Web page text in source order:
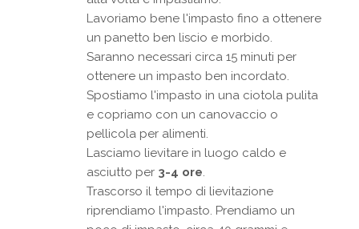
Lavoriamo bene l'impasto fino a ottenere
un panetto ben liscio e morbido.
Saranno necessari circa 15 minuti per
ottenere un impasto ben incordato.
Spostiamo l'impasto in una ciotola pulita
e copriamo con un canovaccio o
pellicola per alimenti.
Lasciamo lievitare in luogo caldo e
asciutto per 3-4 ore.
Trascorso il tempo di lievitazione
riprendiamo l'impasto. Prendiamo un